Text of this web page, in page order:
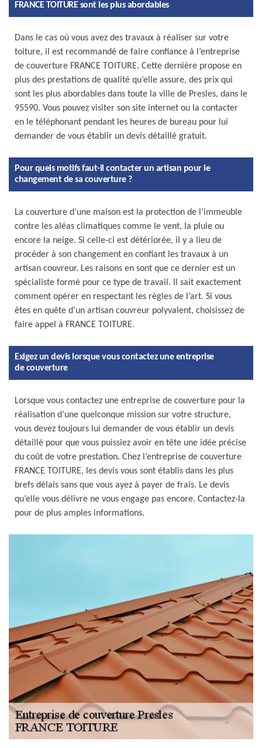
FRANCE TOITURE sont les plus abordables
Dans le cas où vous avez des travaux à réaliser sur votre
toiture, il est recommandé de faire confiance à l’entreprise
de couverture FRANCE TOITURE. Cette dernière propose en
plus des prestations de qualité qu’elle assure, des prix qui
sont les plus abordables dans toute la ville de Presles, dans le
95590. Vous pouvez visiter son site internet ou la contacter
en le téléphonant pendant les heures de bureau pour lui
demander de vous établir un devis détaillé gratuit.
Pour quels motifs faut-il contacter un artisan pour le
changement de sa couverture ?
La couverture d’une maison est la protection de l’immeuble
contre les aléas climatiques comme le vent, la pluie ou
encore la neige. Si celle-ci est détériorée, il y a lieu de
procéder à son changement en confiant les travaux à un
artisan couvreur. Les raisons en sont que ce dernier est un
spécialiste formé pour ce type de travail. Il sait exactement
comment opérer en respectant les règles de l’art. Si vous
êtes en quête d’un artisan couvreur polyvalent, choisissez de
faire appel à FRANCE TOITURE.
Exigez un devis lorsque vous contactez une entreprise
de couverture
Lorsque vous contactez une entreprise de couverture pour la
réalisation d’une quelconque mission sur votre structure,
vous devez toujours lui demander de vous établir un devis
détaillé pour que vous puissiez avoir en tête une idée précise
du coût de votre prestation. Chez l’entreprise de couverture
FRANCE TOITURE, les devis vous sont établis dans les plus
brefs délais sans que vous ayez à payer de frais. Le devis
qu’elle vous délivre ne vous engage pas encore. Contactez-la
pour de plus amples informations.